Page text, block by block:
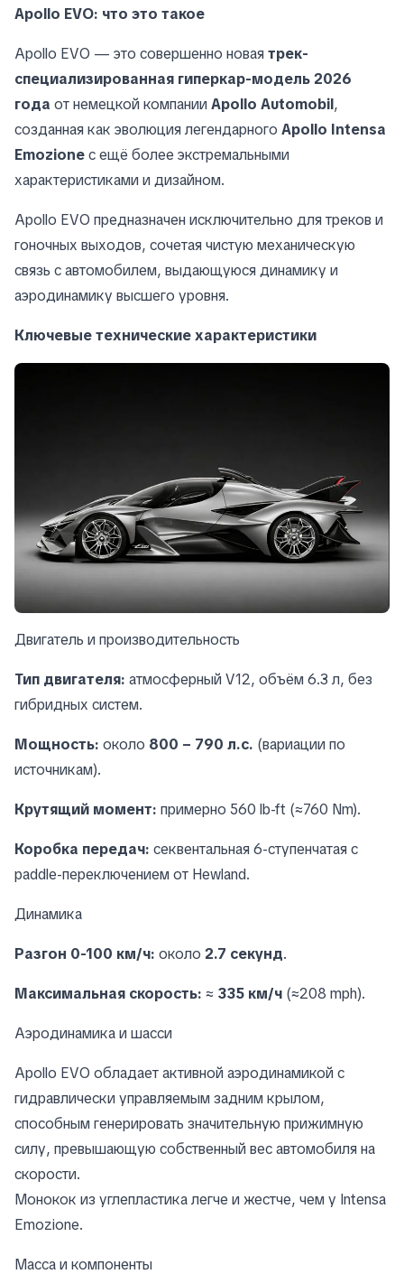
Apollo EVO: что это такое
Apollo EVO — это совершенно новая трек-
специализированная гиперкар-модель 2026
года от немецкой компании Apollo Automobil,
созданная как эволюция легендарного Apollo Intensa
Emozioneс ещё более экстремальными
характеристиками и дизайном.
Apollo EVO предназначен исключительно для треков и
гоночных выходов, сочетая чистую механическую
связь с автомобилем, выдающуюся динамику и
аэродинамику высшего уровня.
Ключевые технические характеристики
Двигатель и производительность
Тип двигателя: атмосферный V12, объём 6.3 л, без
гибридных систем.
Мощность: около 800 – 790 л.с. (вариации по
источникам).
Крутящий момент: примерно 560 lb-ft (≈760 Nm).
Коробка передач: секвентальная 6-ступенчатая с
paddle-переключением от Hewland.
Динамика
Разгон 0-100 км/ч: около 2.7 секунд.
Максимальная скорость: ≈ 335 км/ч (≈208 mph).
Аэродинамика и шасси
Apollo EVO обладает активной аэродинамикой с
гидравлически управляемым задним крылом,
способным генерировать значительную прижимную
силу, превышающую собственный вес автомобиля на
скорости.
Монокок из углепластика легче и жестче, чем у Intensa
Emozione.
Масса и компоненты